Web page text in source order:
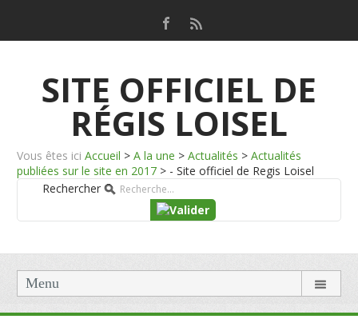
SITE OFFICIEL DE
RÉGIS LOISEL
Vous êtes ici Accueil > A la une > Actualités > Actualités
publiées sur le site en 2017 > - Site officiel de Regis Loisel
Rechercher
Menu